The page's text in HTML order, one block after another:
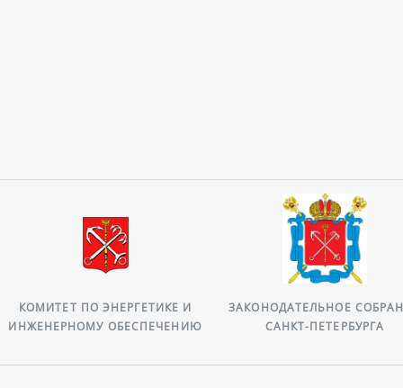
КОМИТЕТ ПО ЭНЕРГЕТИКЕ И
ИНЖЕНЕРНОМУ ОБЕСПЕЧЕНИЮ
ЗАКОНОДАТЕЛЬНОЕ
САНКТ-ПЕТЕРБУРГА